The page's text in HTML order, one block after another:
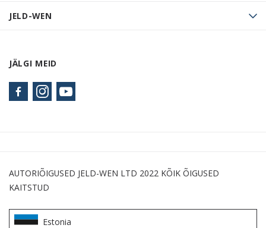
JELD-WEN
JÄLGI MEID
AUTORIÕIGUSED JELD-WEN LTD 2022 KÕIK ÕIGUSED
KAITSTUD
Estonia